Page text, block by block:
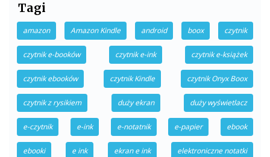
Tagi
amazon Amazon Kindle android boox czytnik
czytnik e-booków czytnik e-ink czytnik e-książek
czytnik ebooków czytnik Kindle czytnik Onyx Boox
czytnik z rysikiem duży ekran duży wyświetlacz
e-czytnik e-ink e-notatnik e-papier ebook
ebooki e ink ekran e ink elektroniczne notatki